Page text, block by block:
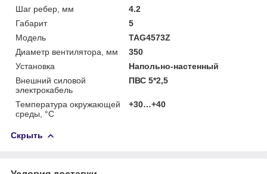
Шаг ребер, мм
4.2
Габарит
5
Модель
TAG4573Z
Диаметр вентилятора, мм
350
Установка
Напольно-настенный
Внешний силовой
электрокабель
ПВС 5*2,5
Температура окружающей
среды, °С
+30…+40
Скрыть